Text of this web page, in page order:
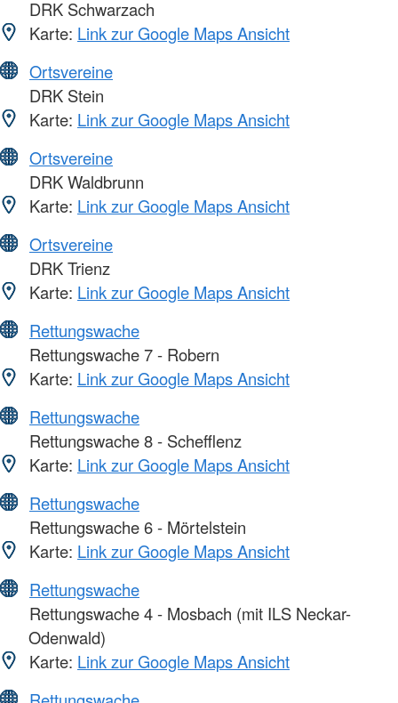
DRK Schwarzach
Karte: Link zur Google Maps Ansicht
Ortsvereine
DRK Stein
Karte: Link zur Google Maps Ansicht
Ortsvereine
DRK Waldbrunn
Karte: Link zur Google Maps Ansicht
Ortsvereine
DRK Trienz
Karte: Link zur Google Maps Ansicht
Rettungswache
Rettungswache 7 - Robern
Karte: Link zur Google Maps Ansicht
Rettungswache
Rettungswache 8 - Schefflenz
Karte: Link zur Google Maps Ansicht
Rettungswache
Rettungswache 6 - Mörtelstein
Karte: Link zur Google Maps Ansicht
Rettungswache
Rettungswache 4 - Mosbach (mit ILS Neckar-
Odenwald)
Karte: Link zur Google Maps Ansicht